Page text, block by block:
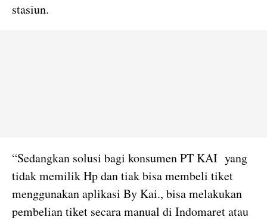
stasiun.
“Sedangkan solusi bagi konsumen PT KAI yang
tidak memilik Hp dan tiak bisa membeli tiket
menggunakan aplikasi By Kai., bisa melakukan
pembelian tiket secara manual di Indomaret atau